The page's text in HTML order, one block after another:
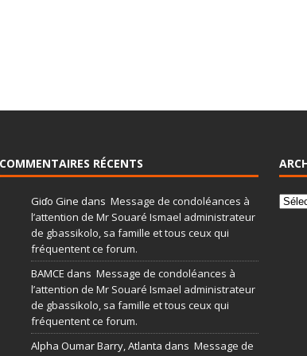
COMMENTAIRES RÉCENTS
Giɗo Gine dans Message de condoléances à
l’attention de Mr Souaré Ismael administrateur
de gbassikolo, sa famille et tous ceux qui
fréquentent ce forum.
BAMCE dans Message de condoléances à
l’attention de Mr Souaré Ismael administrateur
de gbassikolo, sa famille et tous ceux qui
fréquentent ce forum.
Alpha Oumar Barry, Atlanta dans Message de